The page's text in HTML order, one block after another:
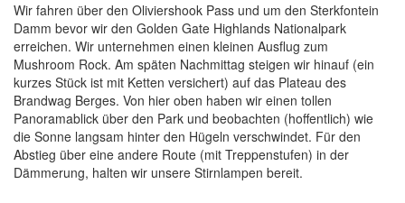
Wir fahren über den Oliviershook Pass und um den Sterkfontein
Damm bevor wir den Golden Gate Highlands Nationalpark
erreichen. Wir unternehmen einen kleinen Ausflug zum
Mushroom Rock. Am späten Nachmittag steigen wir hinauf (ein
kurzes Stück ist mit Ketten versichert) auf das Plateau des
Brandwag Berges. Von hier oben haben wir einen tollen
Panoramablick über den Park und beobachten (hoffentlich) wie
die Sonne langsam hinter den Hügeln verschwindet. Für den
Abstieg über eine andere Route (mit Treppenstufen) in der
Dämmerung, halten wir unsere Stirnlampen bereit.